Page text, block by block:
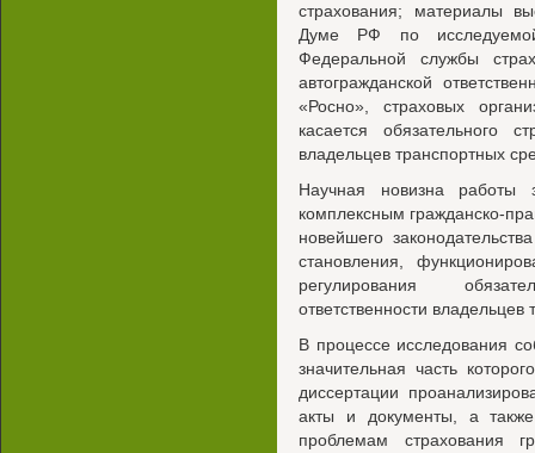
страхования; материалы
Думе РФ по
Федеральной службы
автогражданской
«Росно», страховых
касается обязательного
владельцев транспортных
Научная новизна работы
комплексным гражданско-
новейшего
становления,
регулирования
ответственности владельцев
В процессе исследования
значительная часть
диссертации
акты и документы, а также
проблемам страхования